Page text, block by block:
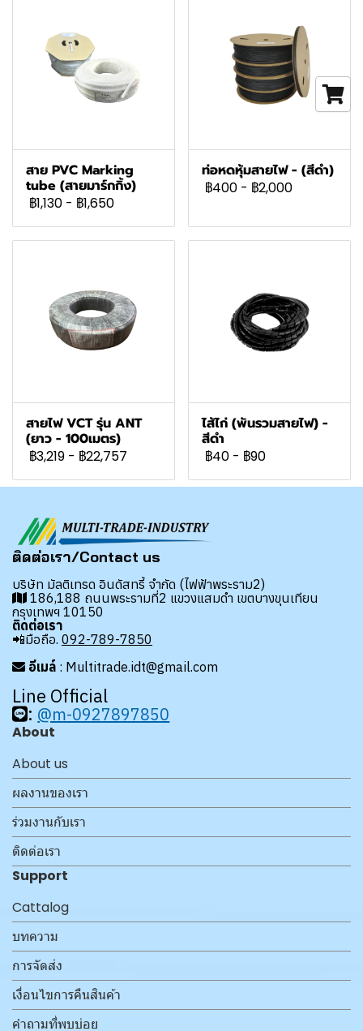
สาย PVC Marking
tube (สายมาร์กกิ้ง)
฿1,130 - ฿1,650
ท่อหดหุ้มสายไฟ - (สีดำ)
฿400 - ฿2,000
สายไฟ VCT รุ่น ANT
(ยาว - 100เมตร)
฿3,219 - ฿22,757
ไส้ไก่ (พันรวมสายไฟ) -
สีดำ
฿40 - ฿90
ติดต่อเรา/Contact us
บริษัท มัลติเทรด อินดัสทรี้ จำกัด (ไฟฟ้าพระราม2)
186,188 ถนนพระรามที่2 แขวงแสมดำ เขตบางขุนเทียน
กรุงเทพฯ 10150
ติดต่อเรา
📲มือถือ. 092-789-7850
อีเมล์ : Multitrade.idt@gmail.com
Line Official
: @m-0927897850
About
About us
ผลงานของเรา
ร่วมงานกับเรา
ติดต่อเรา
Support
Cattalog
บทความ
การจัดส่ง
เงื่อนไขการคืนสินค้า
คำถามที่พบบ่อย